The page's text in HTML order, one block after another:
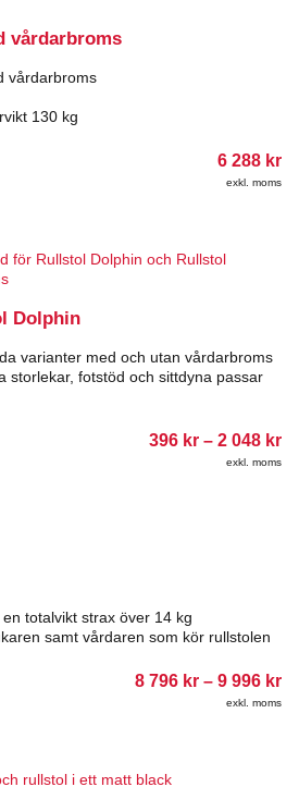
vårdarbroms
vårdarbroms
130 kg
6 288 kr
exkl. moms
Dolphin
varianter med och utan vårdarbroms
storlekar, fotstöd och sittdyna passar
396 kr – 2 048 kr
till
exkl. moms
totalvikt strax över 14 kg
samt vårdaren som kör rullstolen
8 796 kr – 9 996 kr
8
exkl. moms